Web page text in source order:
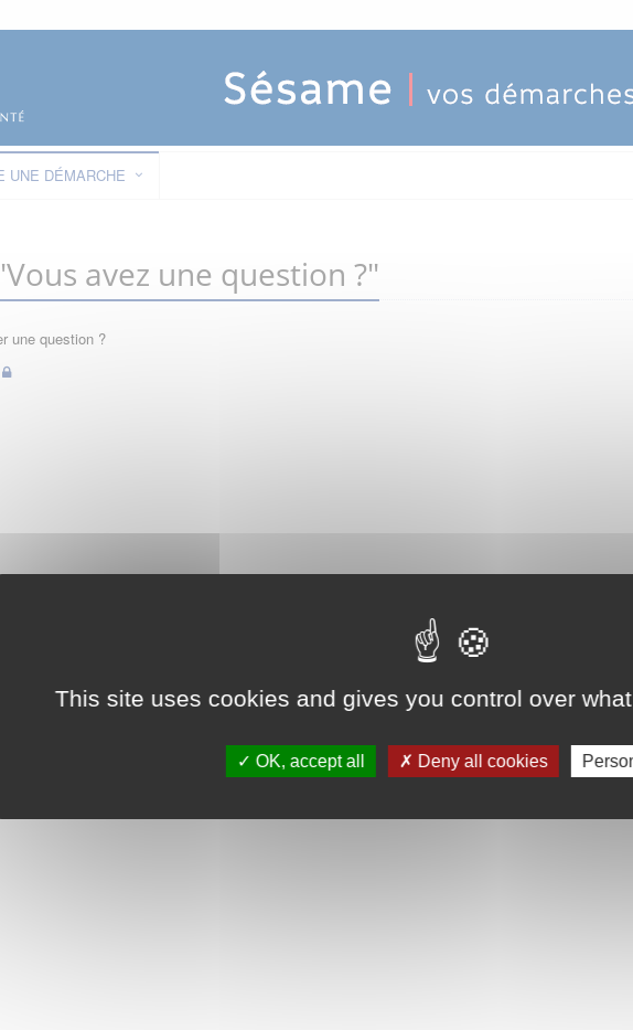
This site uses cookies and gives you control over
OK, accept all Deny all cookies
UNE DÉMARCHE
avez une question ?"
une question ?